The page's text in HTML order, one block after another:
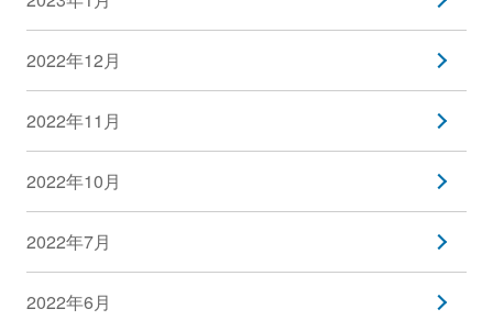
2022年12月
2022年11月
2022年10月
2022年7月
2022年6月